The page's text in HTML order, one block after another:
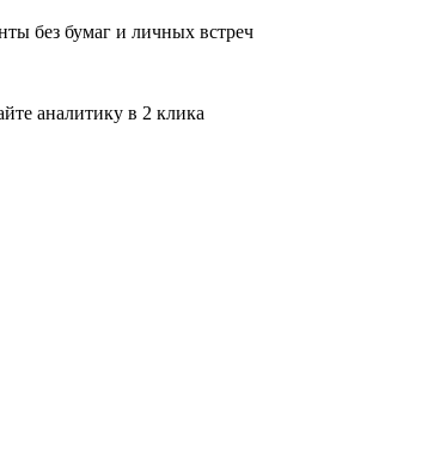
без бумаг и личных встреч
аналитику в 2 клика